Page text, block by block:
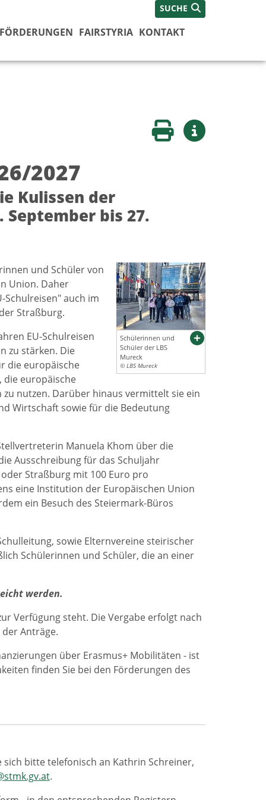
SUCHE
FÖRDERUNGEN FAIRSTYRIA KONTAKT
Seite druckenWeitere Infos
2027
Kulissen der
September bis 27.
Schülerinnen und
Schüler der LBS
Mureck
© LBS Mureck
und Schüler von
Union. Daher
Schulreisen" auch im
Straßburg.
EU-Schulreisen
zu stärken. Die
die europäische
europäische
nutzen. Darüber hinaus vermittelt sie ein
Wirtschaft sowie für die Bedeutung
Manuela Khom über die
Ausschreibung für das Schuljahr
Straßburg mit 100 Euro pro
eine Institution der Europäischen Union
ein Besuch des Steiermark-Büros
sowie Elternvereine steirischer
Schülerinnen und Schüler, die an einer
werden.
Verfügung steht. Die Vergabe erfolgt nach
Anträge.
über Erasmus+ Mobilitäten - ist
finden Sie bei den Förderungen des
bitte telefonisch an Kathrin Schreiner,
.